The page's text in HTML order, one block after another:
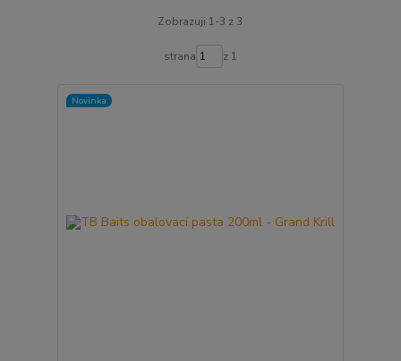
Zobrazuji 1-3 z 3
strana z 1
Novinka